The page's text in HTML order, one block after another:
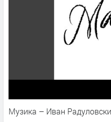
Музика – Иван